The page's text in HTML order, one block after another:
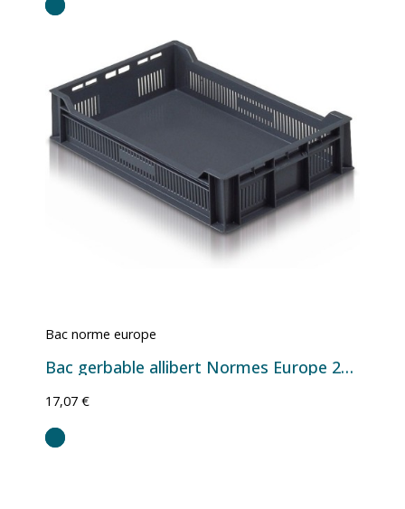
Bac norme europe
Bac gerbable allibert Normes Europe 20019
17,07 €